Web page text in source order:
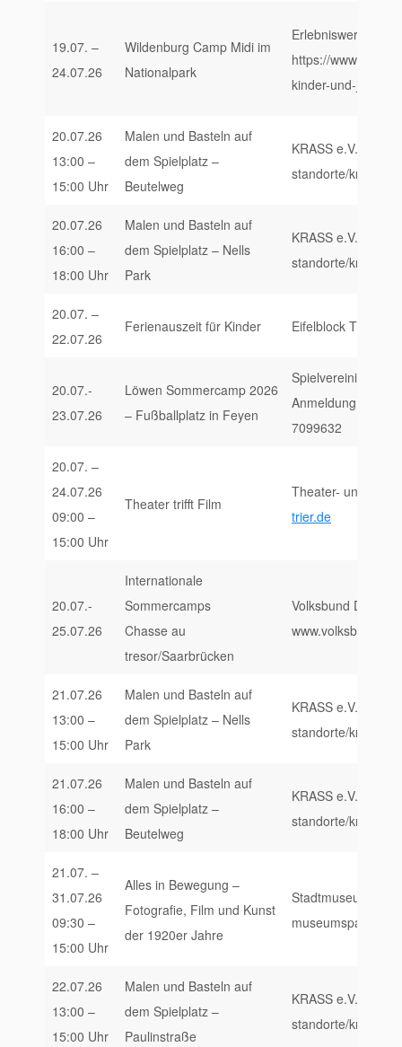
19.07. –
24.07.26
Wildenburg Camp Midi im
Nationalpark
Erlebniswerkstatt
https://
kinder-und-
20.07.26
13:00 –
15:00 Uhr
Malen und Basteln auf
dem Spielplatz –
Beutelweg
KRASS e.V.,
standorte/krass-
20.07.26
16:00 –
18:00 Uhr
Malen und Basteln auf
dem Spielplatz – Nells
Park
KRASS e.V.,
standorte/krass-
20.07. –
22.07.26
Ferienauszeit für Kinder Eifelblock Trier,
20.07.-
23.07.26
Löwen Sommercamp 2026
– Fußballplatz in Feyen
Spielvereinigung
Anmeldung unter:
7099632
20.07. –
24.07.26
09:00 –
15:00 Uhr
Theater trifft Film
Theater- und
trier.de
20.07.-
25.07.26
Internationale
Sommercamps
Chasse au
tresor/Saarbrücken
Volksbund
21.07.26
13:00 –
15:00 Uhr
Malen und Basteln auf
dem Spielplatz – Nells
Park
KRASS e.V.,
standorte/krass-
21.07.26
16:00 –
18:00 Uhr
Malen und Basteln auf
dem Spielplatz –
Beutelweg
KRASS e.V.,
standorte/krass-
21.07. –
31.07.26
09:30 –
15:00 Uhr
Alles in Bewegung –
Fotografie, Film und Kunst
der 1920er Jahre
Stadtmuseum
22.07.26
13:00 –
15:00 Uhr
Malen und Basteln auf
dem Spielplatz –
Paulinstraße
KRASS e.V.,
standorte/krass-